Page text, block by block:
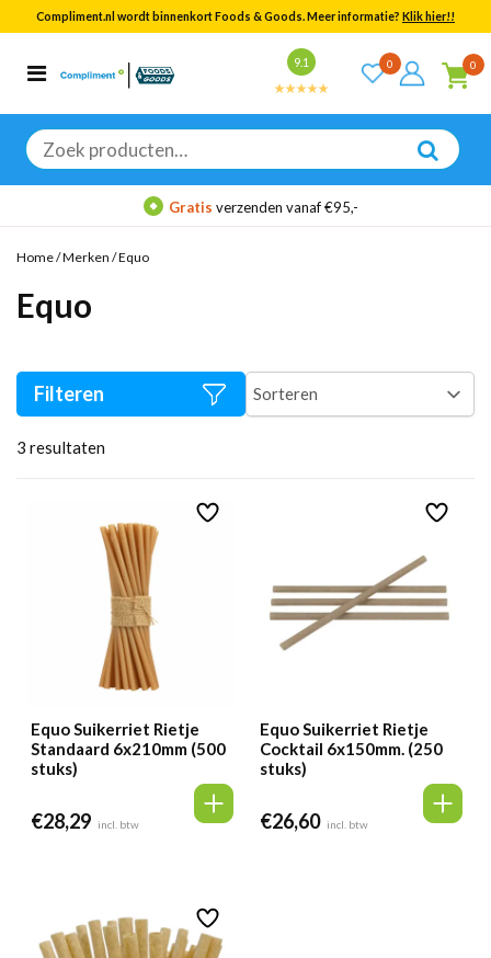
Compliment.nl wordt binnenkort Foods & Goods. Meer informatie? Klik hier!!
9.1 0 0
Zoeken
naar:
Categorieën
Bekijk alle resultaten
Gratis verzenden vanaf €95,-
Home/Merken /Equo
Equo
3 resultaten
Filteren
Equo Suikerriet Rietje
Standaard 6x210mm (500
stuks)
€28,29 incl. btw
Equo Suikerriet Rietje
Cocktail 6x150mm. (250
stuks)
€26,60 incl. btw